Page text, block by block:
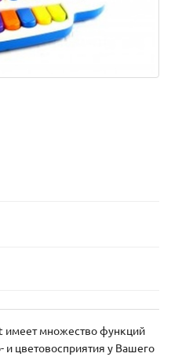
имеет множество функций
и цветовосприятия у Вашего